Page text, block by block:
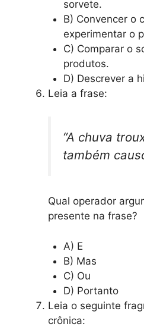
sorvete.
B) Convencer o
experimentar o
C) Comparar o
produtos.
D) Descrever a
Leia a frase:
“A chuva
também
Qual operador
presente na frase?
A) E
B) Mas
C) Ou
D) Portanto
Leia o seguinte
crônica: